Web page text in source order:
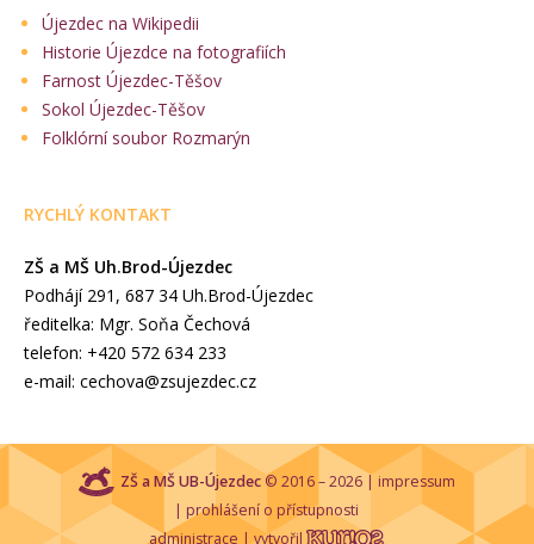
Újezdec na Wikipedii
Historie Újezdce na fotografiích
Farnost Újezdec-Těšov
Sokol Újezdec-Těšov
Folklórní soubor Rozmarýn
RYCHLÝ KONTAKT
ZŠ a MŠ Uh.Brod-Újezdec
Podhájí 291, 687 34 Uh.Brod-Újezdec
ředitelka: Mgr. Soňa Čechová
telefon: +420 572 634 233
e-mail: cechova@zsujezdec.cz
ZŠ a MŠ UB-Újezdec© 2016 – 2026 | impressum
| prohlášení o přístupnosti
administrace | vytvořil